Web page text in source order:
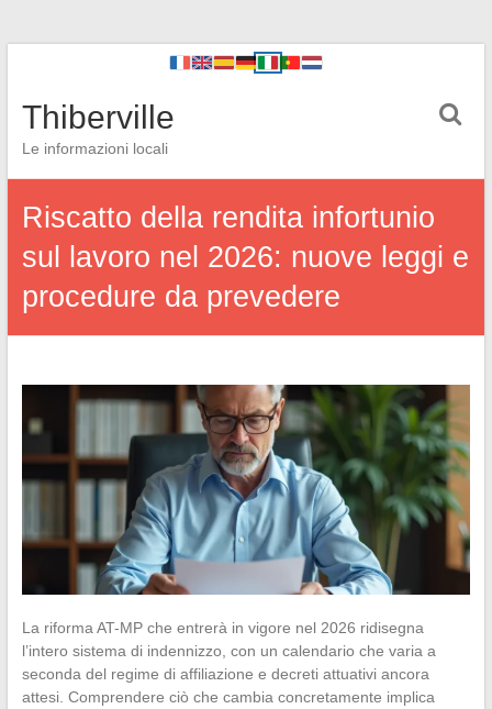
Thiberville
Le informazioni locali
Riscatto della rendita infortunio
sul lavoro nel 2026: nuove leggi e
procedure da prevedere
La riforma AT-MP che entrerà in vigore nel 2026 ridisegna
l’intero sistema di indennizzo, con un calendario che varia a
seconda del regime di affiliazione e decreti attuativi ancora
attesi. Comprendere ciò che cambia concretamente implica